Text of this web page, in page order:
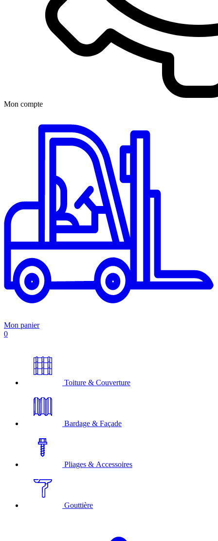
Mon compte
Mon panier
0
Toiture & Couverture
Bardage & Façade
Pliages & Accessoires
Gouttière